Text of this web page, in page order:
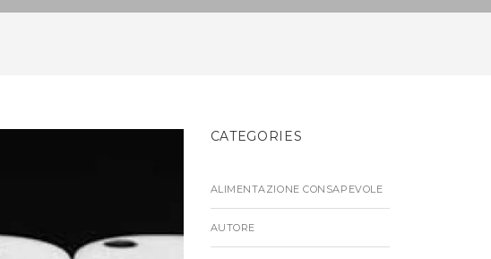
CATEGORIES
ALIMENTAZIONE CONSAPEVOLE
AUTORE